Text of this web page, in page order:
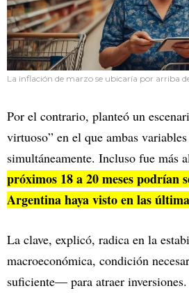
La inflación de marzo se ubicaría por arriba
Por el contrario, planteó un
virtuoso” en el que ambas
simultáneamente. Incluso fue más
próximos 18 a 20 meses podrían
Argentina haya visto en las
La clave, explicó, radica en la
macroeconómica, condición
suficiente— para atraer